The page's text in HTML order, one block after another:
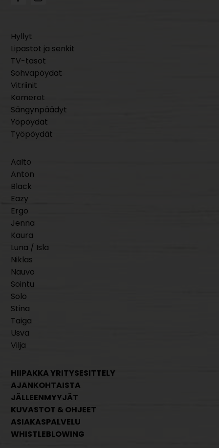
Hyllyt
Lipastot ja senkit
TV-tasot
Sohvapöydät
Vitriinit
Komerot
Sängynpäädyt
Yöpöydät
Työpöydät
Aalto
Anton
Black
Eazy
Ergo
Jenna
Kaura
Luna / Isla
Niklas
Nauvo
Sointu
Solo
Stina
Taiga
Usva
Vilja
HIIPAKKA YRITYSESITTELY
AJANKOHTAISTA
JÄLLEENMYYJÄT
KUVASTOT & OHJEET
ASIAKASPALVELU
WHISTLEBLOWING